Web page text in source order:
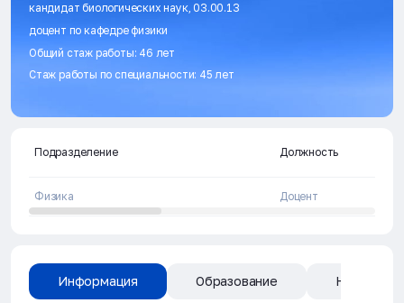
кандидат биологических наук, 03.00.13
доцент по кафедре физики
Общий стаж работы: 46 лет
Стаж работы по специальности: 45 лет
Подразделение Должность
Физика Доцент
Информация Образование